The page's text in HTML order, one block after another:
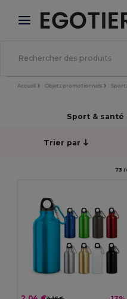
× Appli Egotier
Meilleurs prix sur l’app !
Accueil Objets promotionnels
Sport & santé
Trier par
73